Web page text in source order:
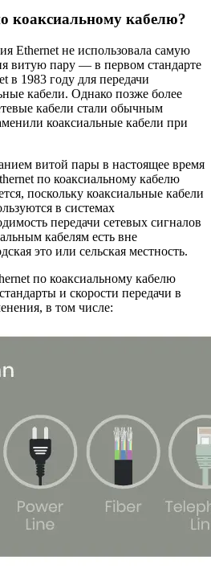
коаксиальному кабелю?
Ethernet не использовала самую
витую пару — в первом стандарте
в 1983 году для передачи
кабели. Однако позже более
кабели стали обычным
коаксиальные кабели при
витой пары в настоящее время
по коаксиальному кабелю
поскольку коаксиальные кабели
в системах
передачи сетевых сигналов
кабелям есть вне
это или сельская местность.
по коаксиальному кабелю
и скорости передачи в
в том числе: